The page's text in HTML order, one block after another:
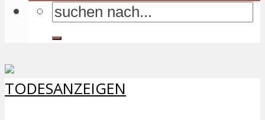
TODESANZEIGEN